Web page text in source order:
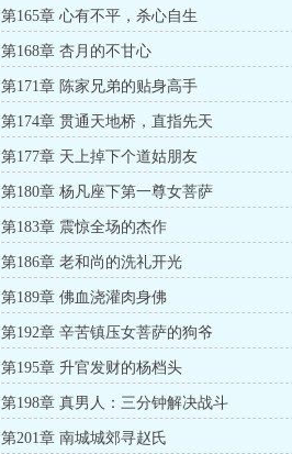
第165章 心有不平，杀心自生
第168章 杏月的不甘心
第171章 陈家兄弟的贴身高手
第174章 贯通天地桥，直指先天
第177章 天上掉下个道姑朋友
第180章 杨凡座下第一尊女菩萨
第183章 震惊全场的杰作
第186章 老和尚的洗礼开光
第189章 佛血浇灌肉身佛
第192章 辛苦镇压女菩萨的狗爷
第195章 升官发财的杨档头
第198章 真男人：三分钟解决战斗
第201章 南城城郊寻赵氏